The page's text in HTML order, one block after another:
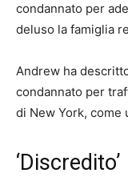
condannato per
deluso la famiglia
Andrew ha
condannato per
di New York, come
‘Discredito’